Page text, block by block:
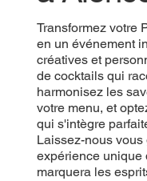
Transformez votre
en un événement
créatives et
de cocktails qui
harmonisez les
votre menu, et
qui s'intègre
Laissez-nous
expérience unique
marquera les